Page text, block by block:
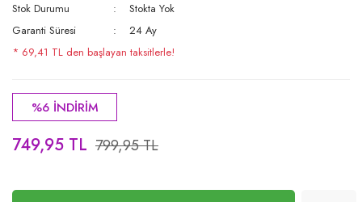
Stok Durumu
Stokta Yok
Garanti Süresi
24 Ay
* 69,41 TL den başlayan taksitlerle!
%6 İNDİRİM
749,95 TL 799,95 TL